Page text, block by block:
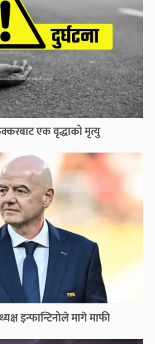
एक वृद्धाको मृत्यु
इन्फान्टिनोले मागे माफी